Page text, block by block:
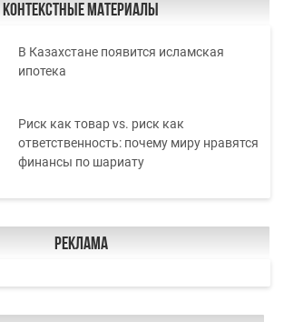
Контекстные материалы
В Казахстане появится исламская
ипотека
Риск как товар vs. риск как
ответственность: почему миру нравятся
финансы по шариату
Реклама